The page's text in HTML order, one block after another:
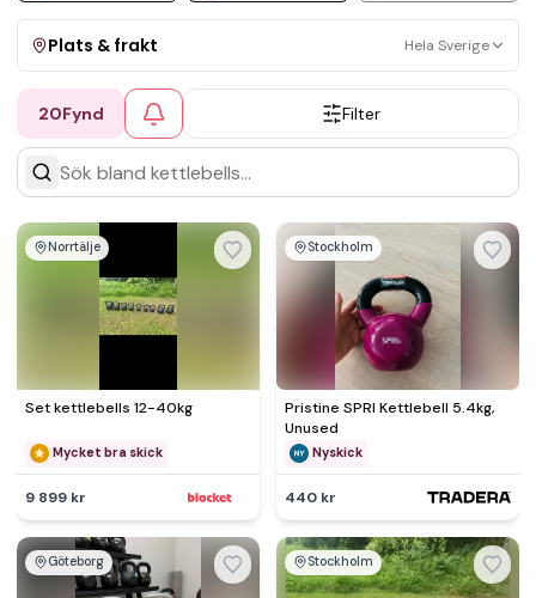
Plats & frakt Hela Sverige
Visa allt Kan skickas Upphämtning
20Fynd Filter
Norrtälje
Set kettlebells 12-40kg
Mycket bra skick
9 899 kr
Stockholm
Pristine SPRI Kettlebell 5.4kg,
Unused
Nyskick
440 kr
Göteborg Stockholm